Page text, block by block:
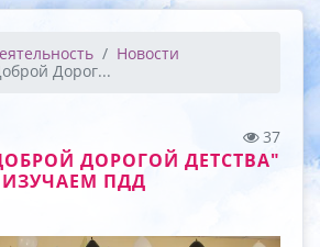
Новости
Дорог...
37
ДОРОГОЙ ДЕТСТВА"
ИЗУЧАЕМ ПДД